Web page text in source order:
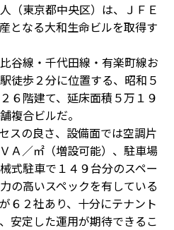
（東京都中央区）は、ＪＦＥ
となる大和生命ビルを取得す
谷線・千代田線・有楽町線お
徒歩２分に位置する、昭和５
６階建て、延床面積５万１９
複合ビルだ。
スの良さ、設備面では空調片
Ａ／㎡（増設可能）、駐車場
式駐車で１４９台分のスペー
の高いスペックを有している
６２社あり、十分にテナント
安定した運用が期待できるこ